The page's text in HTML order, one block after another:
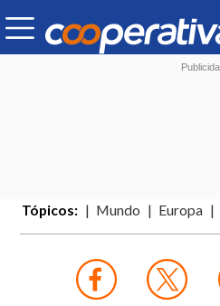
Tópicos: Mundo Europa